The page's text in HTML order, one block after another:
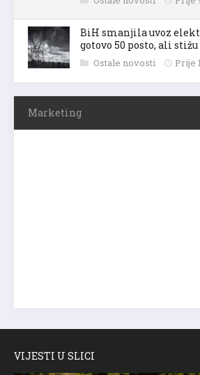
BiH smanjila uvoz
gotovo 50 posto, ali
Ostale novosti Prije
Marketing
VIJESTI U SLICI